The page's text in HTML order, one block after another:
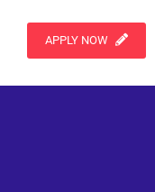
APPLY NOW